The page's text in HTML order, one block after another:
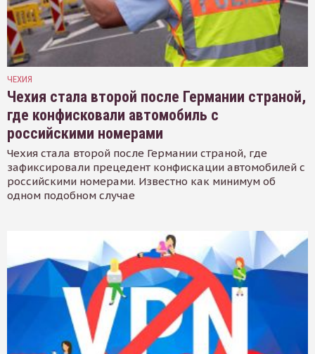
ЧЕХИЯ
Чехия стала второй после Германии страной,
где конфисковали автомобиль с
российскими номерами
Чехия стала второй после Германии страной, где
зафиксировали прецедент конфискации автомобилей с
российскими номерами. Известно как минимум об
одном подобном случае